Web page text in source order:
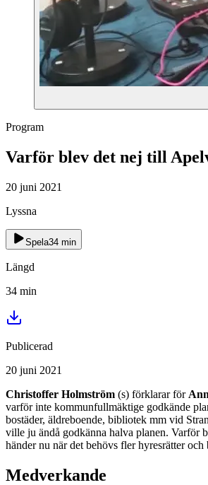
Program
Varför blev det nej till
20 juni 2021
Lyssna
Spela34 min
Längd
34 min
Publicerad
20 juni 2021
Christoffer Holmström (s) förklarar för
varför inte kommunfullmäktige godkände
bostäder, äldreboende, bibliotek mm vid
ville ju ändå godkänna halva planen. Varför
händer nu när det behövs fler hyresrätter och
Medverkande